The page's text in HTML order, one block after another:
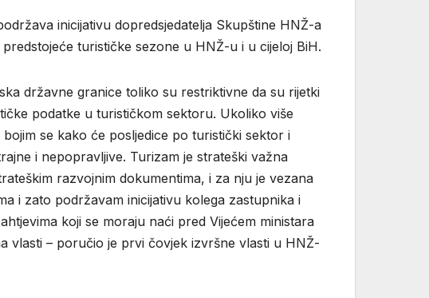
inicijativu dopredsjedatelja Skupštine HNŽ-a
turističke sezone u HNŽ-u i u cijeloj BiH.
državne granice toliko su restriktivne da su rijetki
podatke u turističkom sektoru. Ukoliko više
se kako će posljedice po turistički sektor i
i nepopravljive. Turizam je strateški važna
razvojnim dokumentima, i za nju je vezana
i zato podržavam inicijativu kolega zastupnika i
koji se moraju naći pred Vijećem ministara
vlasti – poručio je prvi čovjek izvršne vlasti u HNŽ-